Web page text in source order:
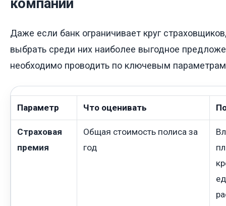
компаний
Даже если банк ограничивает круг
выбрать среди них наиболее выгодное
необходимо проводить по ключевым
Параметр Что оценивать
Страховая
премия
Общая стоимость полиса за
год